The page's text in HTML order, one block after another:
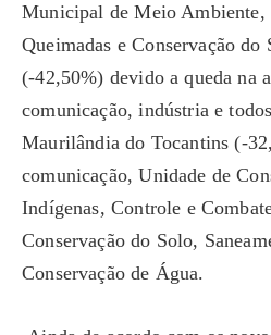
Municipal de Meio Ambiente,
Queimadas e Conservação do
(-42,50%) devido a queda na
comunicação, indústria e
Maurilândia do Tocantins (-
comunicação, Unidade de
Indígenas, Controle e
Conservação do Solo,
Conservação de Água.